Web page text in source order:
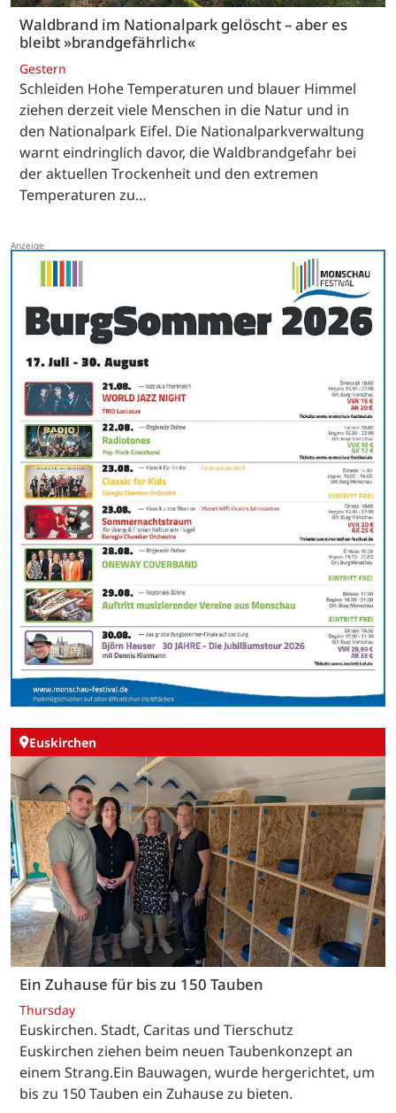
Waldbrand im Nationalpark gelöscht – aber es
bleibt »brandgefährlich«
Gestern
Schleiden Hohe Temperaturen und blauer Himmel
ziehen derzeit viele Menschen in die Natur und in
den Nationalpark Eifel. Die Nationalparkverwaltung
warnt eindringlich davor, die Waldbrandgefahr bei
der aktuellen Trockenheit und den extremen
Temperaturen zu…
Euskirchen
Ein Zuhause für bis zu 150 Tauben
Thursday
Euskirchen. Stadt, Caritas und Tierschutz
Euskirchen ziehen beim neuen Taubenkonzept an
einem Strang.Ein Bauwagen, wurde hergerichtet, um
bis zu 150 Tauben ein Zuhause zu bieten.